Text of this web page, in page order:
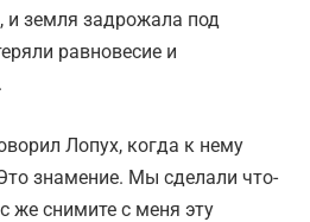
земля задрожала под
равновесие и
Лопух, когда к нему
знамение. Мы сделали что-
же снимите с меня эту